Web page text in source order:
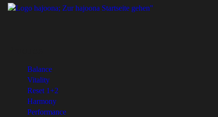
Balance
Vitality
Reset 1+2
Harmony
Performance